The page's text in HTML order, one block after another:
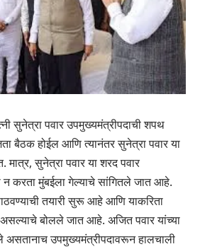
सुनेत्रा पवार उपमुख्यमंत्रीपदाची शपथ
बैठक होईल आणि त्यानंतर सुनेत्रा पवार या
सुनेत्रा पवार या शरद पवार
न करता मुंबईला गेल्याचे सांगितले जात आहे.
तयारी सुरू आहे आणि याकरिता
बोलले जात आहे. अजित पवार यांच्या
असतानाच उपमुख्यमंत्रीपदावरून हालचाली